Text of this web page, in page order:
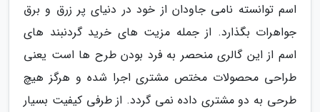
اسم توانسته نامی جاودان از خود در دنیای پر زرق و برق
جواهرات بگذارد. از جمله مزیت های خرید گردنبند های
اسم از این گالری منحصر به فرد بودن طرح ها است یعنی
طراحی محصولات مختص مشتری اجرا شده و هرگز هیچ
طرحی به دو مشتری داده نمی گردد. از طرفی کیفیت بسیار